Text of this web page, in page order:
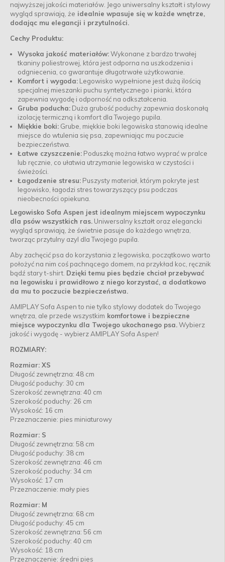
najwyższej jakości materiałów. Jego uniwersalny kształt i stylowy
wygląd sprawiają, że idealnie wpasuje się w każde wnętrze,
dodając mu elegancji i przytulności.
Cechy Produktu:
Wysoka jakość materiałów:Wykonane z bardzo trwałej
tkaniny poliestrowej, która jest odporna na uszkodzenia i
odgniecenia, co gwarantuje długotrwałe użytkowanie.
Komfort i wygoda: Legowisko wypełnione jest dużą ilością
specjalnej mieszanki puchu syntetycznego i pianki, która
zapewnia wygodę i odporność na odkształcenia.
Gruba poducha: Duża grubość poduchy zapewnia doskonałą
izolację termiczną i komfort dla Twojego pupila.
Miękkie boki: Grube, miękkie boki legowiska stanowią idealne
miejsce do wtulenia się psa, zapewniając mu poczucie
bezpieczeństwa.
Łatwe czyszczenie: Poduszkę można łatwo wyprać w pralce
lub ręcznie, co ułatwia utrzymanie legowiska w czystości i
świeżości.
Łagodzenie stresu: Puszysty materiał, którym pokryte jest
legowisko, łagodzi stres towarzyszący psu podczas
nieobecności opiekuna.
Legowisko Sofa Aspen jest idealnym miejscem wypoczynku
dla psów wszystkich ras. Uniwersalny kształt oraz elegancki
wygląd sprawiają, że świetnie pasuje do każdego wnętrza,
tworząc przytulny azyl dla Twojego pupila.
Aby zachęcić psa do korzystania z legowiska, początkowo warto
położyć na nim coś pachnącego domem, na przykład koc, ręcznik
bądź stary t-shirt. Dzięki temu pies będzie chciał przebywać
na legowisku i prawidłowo z niego korzystać, a dodatkowo
da mu to poczucie bezpieczeństwa.
AMIPLAY Sofa Aspen to nie tylko stylowy dodatek do Twojego
wnętrza, ale przede wszystkim komfortowe i bezpieczne
miejsce wypoczynku dla Twojego ukochanego psa.Wybierz
jakość i wygodę - wybierz AMIPLAY Sofa Aspen!
ROZMIARY:
Rozmiar: XS
Długość zewnętrzna: 48 cm
Długość poduchy: 30 cm
Szerokość zewnętrzna: 40 cm
Szerokość poduchy: 26 cm
Wysokość: 16 cm
Przeznaczenie: pies miniaturowy
Rozmiar: S
Długość zewnętrzna: 58 cm
Długość poduchy: 38 cm
Szerokość zewnętrzna: 46 cm
Szerokość poduchy: 34 cm
Wysokość: 17 cm
Przeznaczenie: mały pies
Rozmiar: M
Długość zewnętrzna: 68 cm
Długość poduchy: 45 cm
Szerokość zewnętrzna: 56 cm
Szerokość poduchy: 40 cm
Wysokość: 18 cm
Przeznaczenie: średni pies